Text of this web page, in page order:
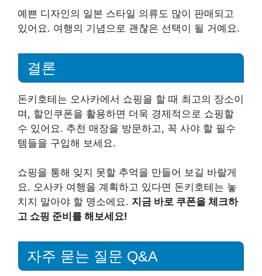
예쁜 디자인의 일본 스타일 의류도 많이 판매되고
있어요. 여행의 기념으로 괜찮은 선택이 될 거예요.
결론
돈키호테는 오사카에서 쇼핑을 할 때 최고의 장소이
며, 할인쿠폰을 활용하면 더욱 경제적으로 쇼핑할
수 있어요. 추천 매장을 방문하고, 꼭 사야 할 필수
템들을 구입해 보세요.
쇼핑을 통해 잊지 못할 추억을 만들어 보길 바랄게
요. 오사카 여행을 계획하고 있다면 돈키호테는 놓
치지 말아야 할 명소에요. 지금 바로 쿠폰을 체크하
고 쇼핑 준비를 해보세요!
자주 묻는 질문 Q&A